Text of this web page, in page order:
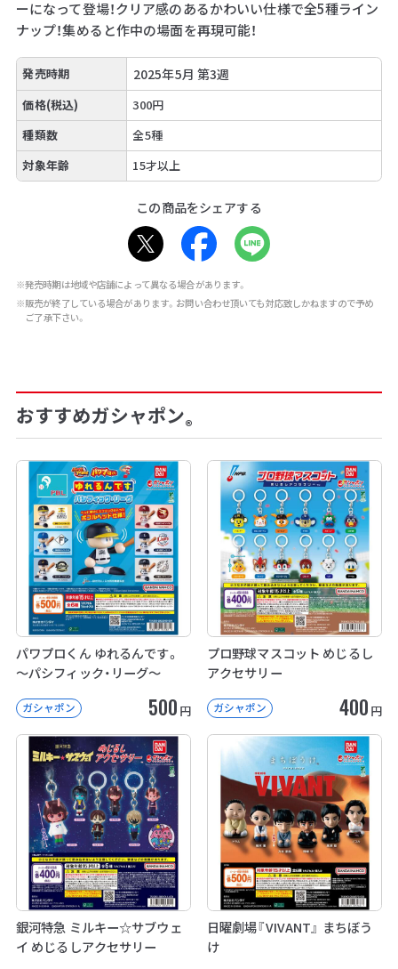
ーになって登場！クリア感のあるかわいい仕様で全5種ライン
ナップ！集めると作中の場面を再現可能！
発売時期 2025年5月 第3週
価格(税込)
300円
種類数
全5種
対象年齢
15才以上
この商品をシェアする
※発売時期は地域や店舗によって異なる場合があります。
※販売が終了している場合があります。お問い合わせ頂いても対応致しかねますので予め
ご了承下さい。
おすすめガシャポン®
パワプロくん ゆれるんです。
～パシフィック・リーグ～
ガシャポン 500 円
プロ野球マスコット めじるし
アクセサリー
ガシャポン 400 円
銀河特急 ミルキー☆サブウェ
イ めじるしアクセサリー
日曜劇場『VIVANT』 まちぼう
け